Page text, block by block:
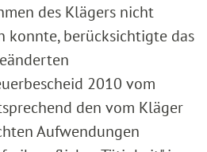
des Klägers nicht
konnte, berücksichtigte das
2010 vom
den vom Kläger
Aufwendungen